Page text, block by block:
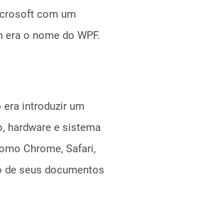
com um
o nome do WPF.
introduzir um
hardware e sistema
Chrome, Safari,
seus documentos